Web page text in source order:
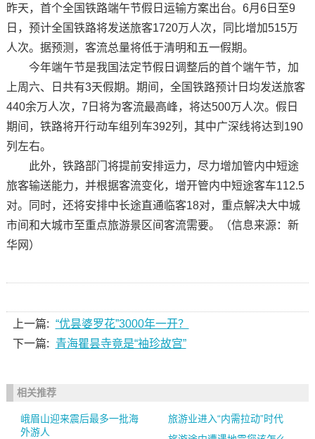
昨天，首个全国铁路端午节假日运输方案出台。6月6日至9
日，预计全国铁路将发送旅客1720万人次，同比增加515万
人次。据预测，客流总量将低于清明和五一假期。
今年端午节是我国法定节假日调整后的首个端午节，加
上周六、日共有3天假期。期间，全国铁路预计日均发送旅客
440余万人次，7日将为客流最高峰，将达500万人次。假日
期间，铁路将开行动车组列车392列，其中广深线将达到190
列左右。
此外，铁路部门将提前安排运力，尽力增加管内中短途
旅客输送能力，并根据客流变化，增开管内中短途客车112.5
对。同时，还将安排中长途直通临客18对，重点解决大中城
市间和大城市至重点旅游景区间客流需要。（信息来源：新
华网）
上一篇: “优昙婆罗花”3000年一开？
下一篇:
青海瞿昙寺竟是“袖珍故宫”
相关推荐
峨眉山迎来震后最多一批海
外游人
旅游业进入“内需拉动”时代